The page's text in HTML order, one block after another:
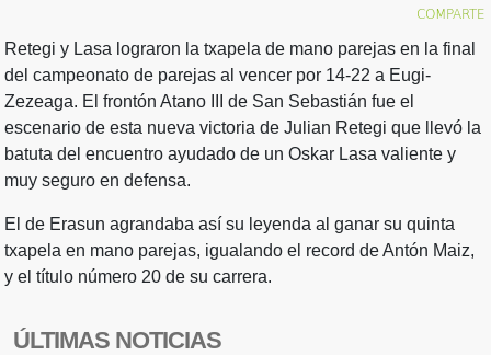
Retegi y Lasa lograron la txapela de mano parejas en la final
del campeonato de parejas al vencer por 14-22 a Eugi-
Zezeaga. El frontón Atano III de San Sebastián fue el
escenario de esta nueva victoria de Julian Retegi que llevó la
batuta del encuentro ayudado de un Oskar Lasa valiente y
muy seguro en defensa.
El de Erasun agrandaba así su leyenda al ganar su quinta
txapela en mano parejas, igualando el record de Antón Maiz,
y el título número 20 de su carrera.
ÚLTIMAS NOTICIAS